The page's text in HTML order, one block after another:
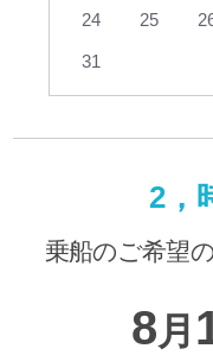
24 25
31
2，
乗船のご希望
8月